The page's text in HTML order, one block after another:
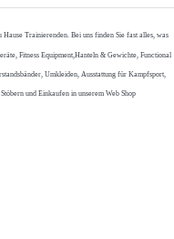
Trainierenden. Bei uns finden Sie fast alles, was
Fitness Equipment,Hanteln & Gewichte, Functional
Umkleiden, Ausstattung für Kampfsport,
und Einkaufen in unserem Web Shop